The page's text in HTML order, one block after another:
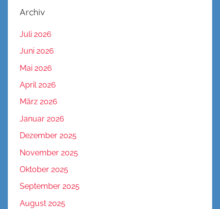
Archiv
Juli 2026
Juni 2026
Mai 2026
April 2026
März 2026
Januar 2026
Dezember 2025
November 2025
Oktober 2025
September 2025
August 2025